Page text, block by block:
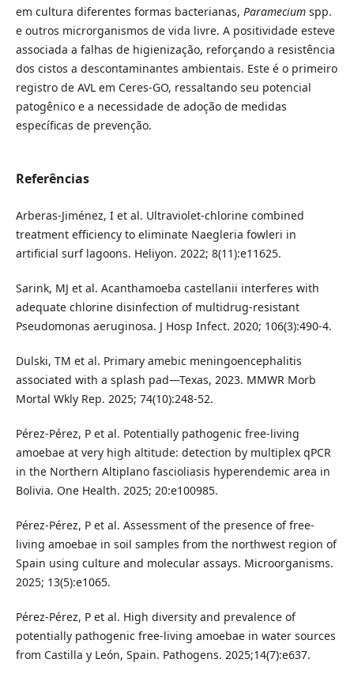
em cultura diferentes formas bacterianas, Parameciumspp.
e outros microrganismos de vida livre. A positividade esteve
associada a falhas de higienização, reforçando a resistência
dos cistos a descontaminantes ambientais. Este é o primeiro
registro de AVL em Ceres-GO, ressaltando seu potencial
patogênico e a necessidade de adoção de medidas
específicas de prevenção.
Referências
Arberas-Jiménez, I et al. Ultraviolet-chlorine combined
treatment efficiency to eliminate Naegleria fowleri in
artificial surf lagoons. Heliyon. 2022; 8(11):e11625.
Sarink, MJ et al. Acanthamoeba castellanii interferes with
adequate chlorine disinfection of multidrug-resistant
Pseudomonas aeruginosa. J Hosp Infect. 2020; 106(3):490-4.
Dulski, TM et al. Primary amebic meningoencephalitis
associated with a splash pad—Texas, 2023. MMWR Morb
Mortal Wkly Rep. 2025; 74(10):248-52.
Pérez-Pérez, P et al. Potentially pathogenic free-living
amoebae at very high altitude: detection by multiplex qPCR
in the Northern Altiplano fascioliasis hyperendemic area in
Bolivia. One Health. 2025; 20:e100985.
Pérez-Pérez, P et al. Assessment of the presence of free-
living amoebae in soil samples from the northwest region of
Spain using culture and molecular assays. Microorganisms.
2025; 13(5):e1065.
Pérez-Pérez, P et al. High diversity and prevalence of
potentially pathogenic free-living amoebae in water sources
from Castilla y León, Spain. Pathogens. 2025;14(7):e637.